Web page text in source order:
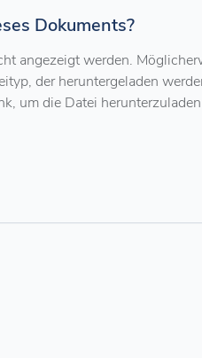
Dokuments?
angezeigt werden.
der heruntergeladen
um die Datei